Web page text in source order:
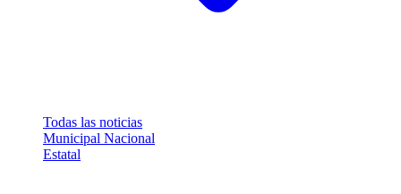
Todas las noticias
Municipal Nacional
Estatal